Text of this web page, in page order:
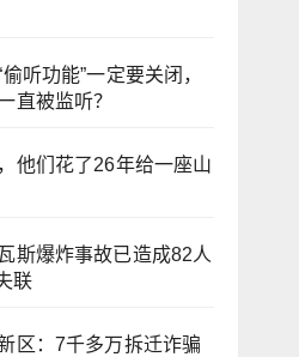
听功能”一定要关闭，
直被监听？
他们花了26年给一座山
斯爆炸事故已造成82人
联
区：7千多万拆迁诈骗